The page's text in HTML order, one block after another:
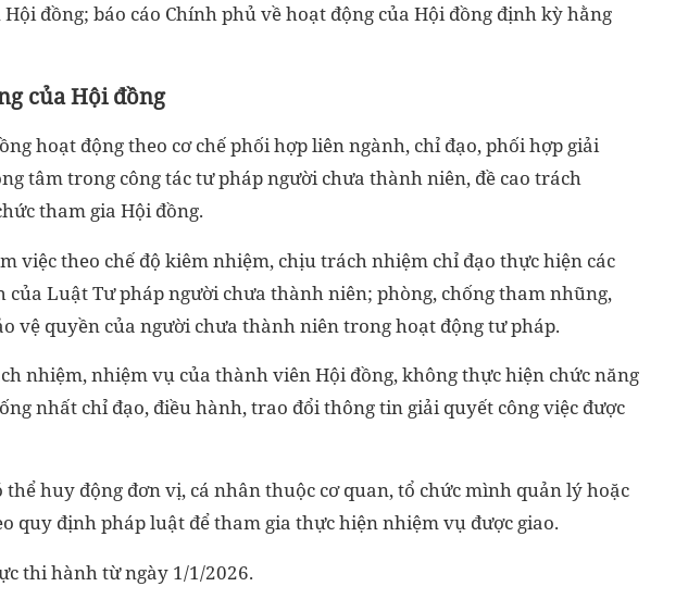
đồng; báo cáo Chính phủ về hoạt động của Hội đồng định kỳ hằng
của Hội đồng
hoạt động theo cơ chế phối hợp liên ngành, chỉ đạo, phối hợp giải
tâm trong công tác tư pháp người chưa thành niên, đề cao trách
tham gia Hội đồng.
việc theo chế độ kiêm nhiệm, chịu trách nhiệm chỉ đạo thực hiện các
Luật Tư pháp người chưa thành niên; phòng, chống tham nhũng,
vệ quyền của người chưa thành niên trong hoạt động tư pháp.
nhiệm, nhiệm vụ của thành viên Hội đồng, không thực hiện chức năng
nhất chỉ đạo, điều hành, trao đổi thông tin giải quyết công việc được
thể huy động đơn vị, cá nhân thuộc cơ quan, tổ chức mình quản lý hoặc
quy định pháp luật để tham gia thực hiện nhiệm vụ được giao.
thi hành từ ngày 1/1/2026.